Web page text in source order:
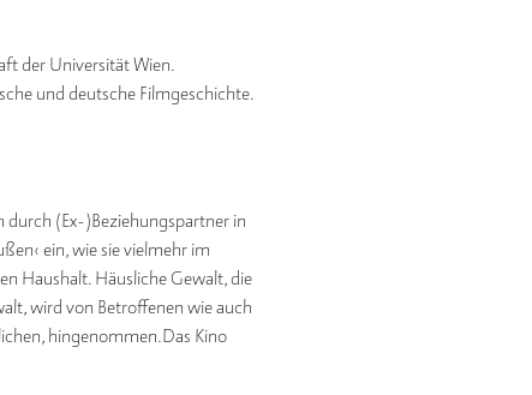
der Universität Wien.
und deutsche Filmgeschichte.
(Ex-)Beziehungspartner in
ein, wie sie vielmehr im
Haushalt. Häusliche Gewalt, die
wird von Betroffenen wie auch
hingenommen.Das Kino